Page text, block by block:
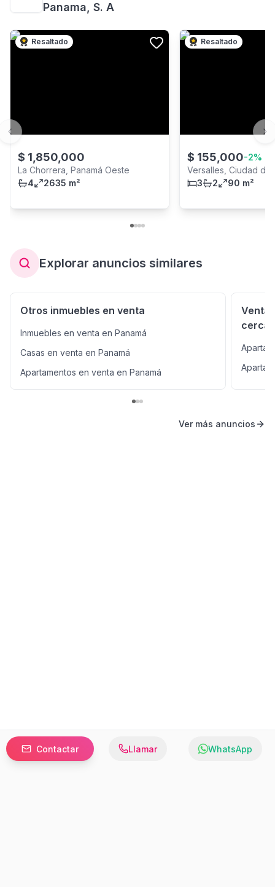
Contactar Llamar WhatsApp
Panama, S. A
Resaltado
$ 1,850,000
La Chorrera, Panamá Oeste
4
2635 m²
Resaltado
$ 155,000-2%
Versalles, Ciudad de
3
2 90 m²
Previous slide
Explorar anuncios similares
Otros inmuebles en venta
Inmuebles en venta en Panamá
Casas en venta en Panamá
Apartamentos en venta en Panamá
Venta
Ver más anuncios